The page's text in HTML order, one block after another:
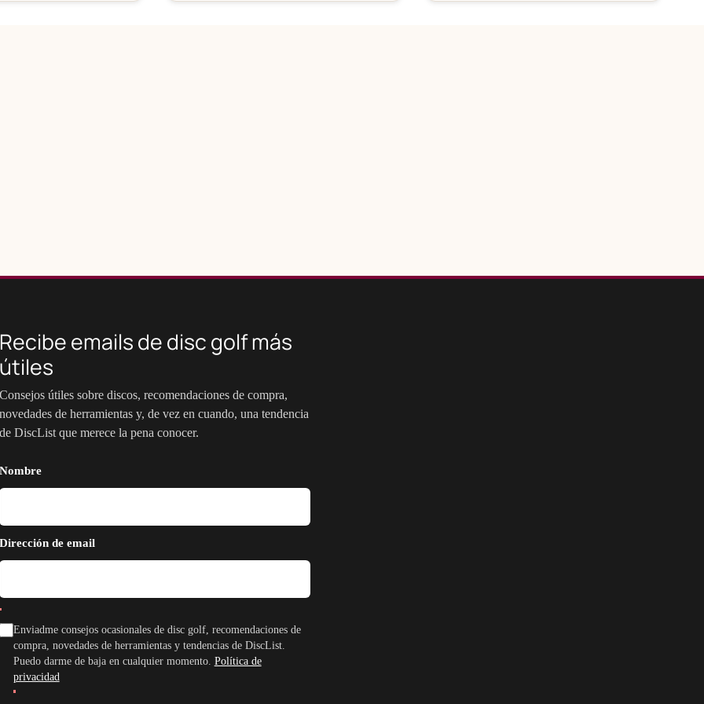
Recibe emails de disc golf más
útiles
Consejos útiles sobre discos, recomendaciones de compra,
novedades de herramientas y, de vez en cuando, una tendencia
de DiscList que merece la pena conocer.
Nombre
Dirección de email
Enviadme consejos ocasionales de disc golf, recomendaciones de
compra, novedades de herramientas y tendencias de DiscList.
Puedo darme de baja en cualquier momento. Política de
privacidad